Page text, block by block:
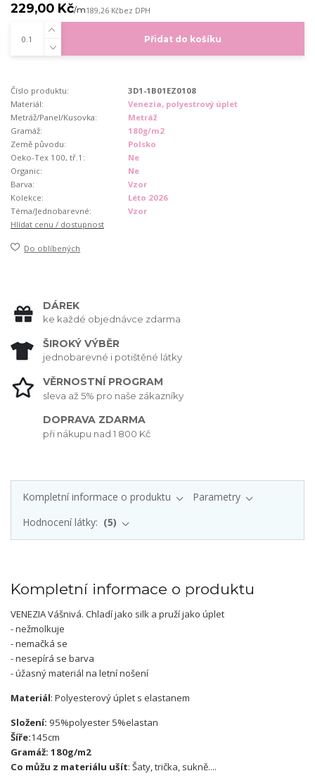
229,00 Kč/m189,26 Kčbez DPH
Přidat do košíku
Číslo produktu:
3D1-1B01EZ0108
Materiál:
Venezia, polyestrový úplet
Metráž/Panel/Kusovka:
Metráž
Gramáž:
180g/m2
Země původu:
Polsko
Oeko-Tex 100, tř.1:
Ne
Organic:
Ne
Barva:
Vzor
Kolekce:
Léto 2026
Téma/Jednobarevné:
Vzor
Hlídat cenu / dostupnost
Do oblíbených
DÁREK
ke každé objednávce zdarma
ŠIROKÝ VÝBĚR
jednobarevné i potištěné látky
VĚRNOSTNÍ PROGRAM
sleva až 5% pro naše zákazníky
DOPRAVA ZDARMA
při nákupu nad 1 800 Kč
Kompletní informace o produktu
Parametry
Hodnocení látky:
5
Kompletní informace o produktu
VENEZIA Vášnivá. Chladí jako silk a pruží jako úplet
- nežmolkuje
- nemačká se
- nesepírá se barva
- úžasný materiál na letní nošení
Materiál: Polyesterový úplet s elastanem
Složení: 95%polyester 5%elastan
Šíře:145cm
Gramáž: 180g/m2
Co můžu z materiálu ušít: Šaty, trička, sukně....